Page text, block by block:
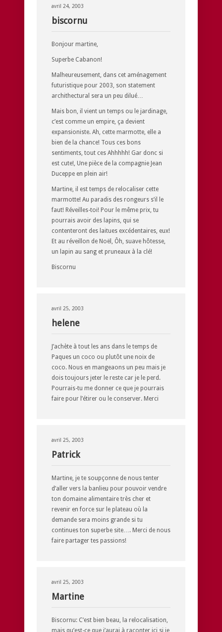
avril 24, 2003
biscornu
Bonjour martine,
Superbe Cabanon!
Malheureusement, dans cet aménagement
futuristique pour 2003, son statement
archithectural sera un peu dilué…
Mais bon, il vient un temps ou le jardinage,
c’est comme un empire, ça devient
expansioniste. Ah, cette marmotte, elle a
bien de la chance! Tous ces bons
sentiments, tout ces Ahhhhh! Gar donc si
est cute!, Une pièce de la compagnie Jean
Duceppe en plein air!
Martine, il est temps de relocaliser cette
marmotte! Au paradis des rongeurs s’il le
faut! Réveilles-toi! Pour le même prix, tu
pourrais avoir des lapins, qui se
contenteront des laitues excédentaires, eux!
Et au réveillon de Noël, Ôh, suave hôtesse,
un lapin au sang et pruneaux à la clé!
Biscornu
avril 25, 2003
helene
J’achète à tout les ans dans le temps de
Paques un coco ou plutôt une noix de
coco. Nous en mangeaons un peu mais je
dois toujours jeter le reste car je le perd.
Pourrais-tu me donner ce que je pourrais
faire pour l’étirer ou le conserver. Merci
avril 25, 2003
Patrick
Martine, je te soupçonne de nous tenter
d’aller vers la banlieu pour pouvoir vendre
ton domaine alimentaire très cher et
revenir en force sur le plateau où la
demande sera moins grande si tu
continues ton superbe site…. Merci de nous
faire partager tes passions!
avril 25, 2003
Martine
Biscornu: C’est bien beau, la relocalisation,